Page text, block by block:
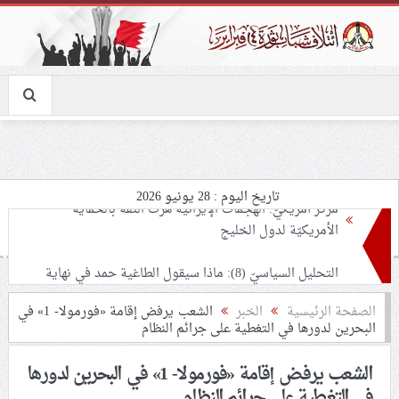
تاريخ اليوم : 28 يونيو 2026
التحليل السياسيّ (8): ماذا سيقول الطاغية حمد في نهاية
موسم عاشوراء؟.. شعب البحرين يرسم معادلة النصر على
الأرض: «مثلي لا يبايع مثله»
نسائيّة ائتلاف 14 فبراير: اعتقال «الأستاذة فاطمة هارون»
يأتي في سياق الحرب على شيعة البحرين
لجنة مراسم الوداع والتشييع ومواراة الجثمان للإمام الشهيد
الصفحة الرئيسية الخبر الشعب يرفض إقامة «فورمولا- 1» في
البحرين لدورها في التغطية على جرائم النظام
الشعب يرفض إقامة «فورمولا- 1» في البحرين لدورها